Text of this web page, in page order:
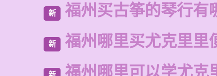
新 福州买古筝的琴行有
新 福州哪里买尤克里里
福州哪里可以学尤克